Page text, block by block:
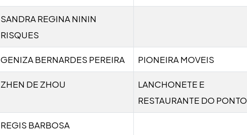
SANDRA REGINA NININ
RISQUES
GENIZA BERNARDES PEREIRA PIONEIRA MOVEIS
ZHEN DE ZHOU
LANCHONETE E
RESTAURANTE DO PONTO
REGIS BARBOSA